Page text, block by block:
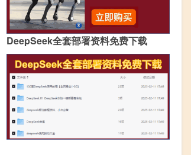
DeepSeek全套部署资料免费下载